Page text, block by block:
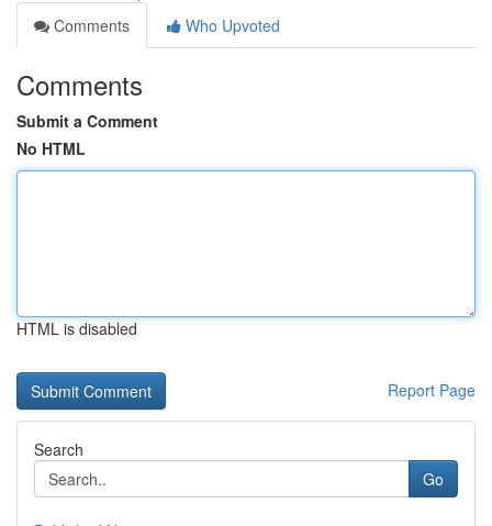
Comments
Who Upvoted
Comments
Submit a Comment
No HTML
HTML is disabled
Report Page
Search
Go